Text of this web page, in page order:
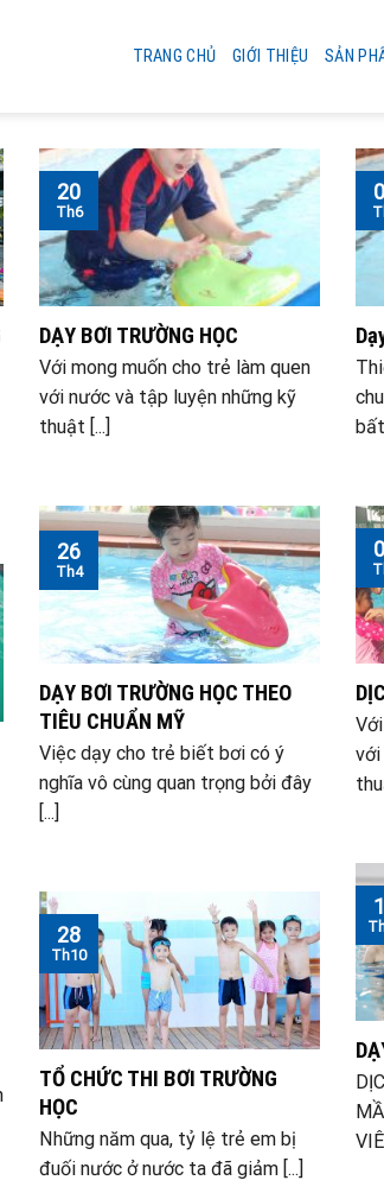
TRANG CHỦ GIỚI THIỆU SẢN
DẠY BƠI TRƯỜNG HỌC
Với mong muốn cho trẻ làm quen
với nước và tập luyện những kỹ
thuật [...]
20
Th6
DẠY BƠI TRƯỜNG HỌC THEO
TIÊU CHUẨN MỸ
Việc dạy cho trẻ biết bơi có ý
nghĩa vô cùng quan trọng bởi đây
[...]
26
Th4
với
TỔ CHỨC THI BƠI TRƯỜNG
HỌC
Những năm qua, tỷ lệ trẻ em bị
đuối nước ở nước ta đã giảm [...]
28
Th10